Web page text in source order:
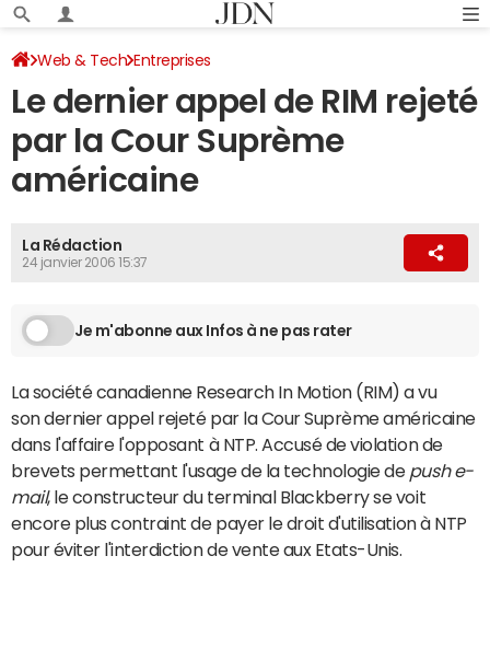
Web & Tech Entreprises
Le dernier appel de RIM rejeté
par la Cour Suprème
américaine
La Rédaction
24 janvier 2006 15:37
Je m'abonne aux Infos à ne pas rater
La société canadienne Research In Motion (RIM) a vu
son dernier appel rejeté par la Cour Suprème américaine
dans l'affaire l'opposant à NTP. Accusé de violation de
brevets permettant l'usage de la technologie de push e-
mail, le constructeur du terminal Blackberry se voit
encore plus contraint de payer le droit d'utilisation à NTP
pour éviter l'interdiction de vente aux Etats-Unis.